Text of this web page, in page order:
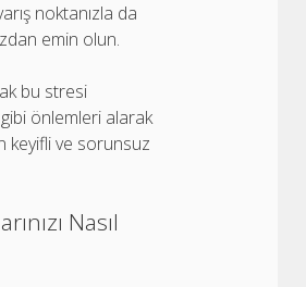
noktanızla da
emin olun.
bu stresi
önlemleri alarak
keyifli ve sorunsuz
Nasıl